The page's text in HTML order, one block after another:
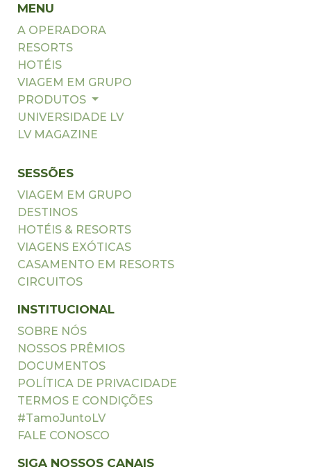
MENU
A OPERADORA
RESORTS
HOTÉIS
VIAGEM EM GRUPO
PRODUTOS
UNIVERSIDADE LV
LV MAGAZINE
SESSÕES
VIAGEM EM GRUPO
DESTINOS
HOTÉIS & RESORTS
VIAGENS EXÓTICAS
CASAMENTO EM RESORTS
CIRCUITOS
INSTITUCIONAL
SOBRE NÓS
NOSSOS PRÊMIOS
DOCUMENTOS
POLÍTICA DE PRIVACIDADE
TERMOS E CONDIÇÕES
#TamoJuntoLV
FALE CONOSCO
SIGA NOSSOS CANAIS